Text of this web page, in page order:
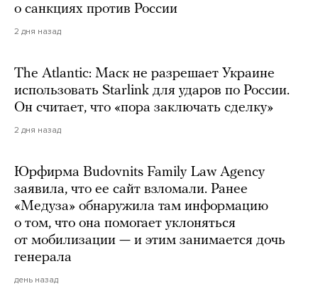
о санкциях против России
2 дня назад
The Atlantic: Маск не разрешает Украине
использовать Starlink для ударов по России.
Он считает, что «пора заключать сделку»
2 дня назад
Юрфирма Budovnits Family Law Agency
заявила, что ее сайт взломали. Ранее
«Медуза» обнаружила там информацию
о том, что она помогает уклоняться
от мобилизации — и этим занимается дочь
генерала
день назад